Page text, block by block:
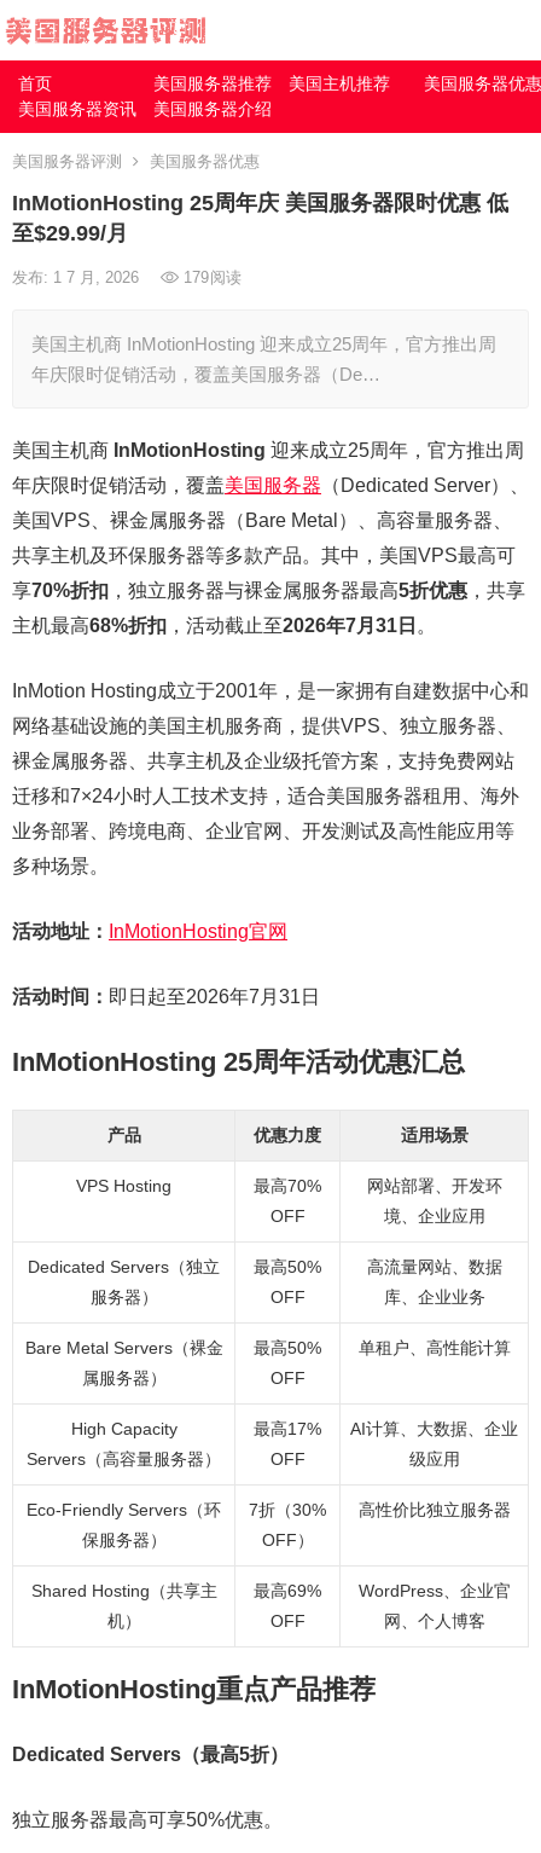
首页 美国服务器推荐 美国主机推荐
美国服务器优惠
美国服务器资讯
美国服务器介绍
美国服务器评测 美国服务器优惠
InMotionHosting 25周年庆 美国服务器限时优惠 低
至$29.99/月
发布: 1 7 月, 2026 179阅读
美国主机商 InMotionHosting 迎来成立25周年，官方推出周
年庆限时促销活动，覆盖美国服务器（De…
美国主机商 InMotionHosting 迎来成立25周年，官方推出周
年庆限时促销活动，覆盖美国服务器 （Dedicated Server）、
美国VPS、裸金属服务器（Bare Metal）、高容量服务器、
共享主机及环保服务器等多款产品。其中，美国VPS最高可
享70%折扣 ，独立服务器与裸金属服务器最高5折优惠 ，共享
主机最高68%折扣 ，活动截止至2026年7月31日 。
InMotion Hosting成立于2001年，是一家拥有自建数据中心和
网络基础设施的美国主机服务商，提供VPS、独立服务器、
裸金属服务器、共享主机及企业级托管方案，支持免费网站
迁移和7×24小时人工技术支持，适合美国服务器租用、海外
业务部署、跨境电商、企业官网、开发测试及高性能应用等
多种场景。
活动地址： InMotionHosting官网
活动时间： 即日起至2026年7月31日
InMotionHosting 25周年活动优惠汇总
产品 优惠力度 适用场景
VPS Hosting
最高70%
OFF
网站部署、开发环
境、企业应用
Dedicated Servers（独立
服务器）
最高50%
OFF
高流量网站、数据
库、企业业务
Bare Metal Servers（裸金
属服务器）
最高50%
OFF
单租户、高性能计算
High Capacity
Servers（高容量服务器）
最高17%
OFF
AI计算、大数据、企业
级应用
Eco-Friendly Servers（环
保服务器）
7折（30%
OFF）
高性价比独立服务器
Shared Hosting（共享主
机）
最高69%
OFF
WordPress、企业官
网、个人博客
InMotionHosting重点产品推荐
Dedicated Servers（最高5折）
独立服务器最高可享50%优惠。